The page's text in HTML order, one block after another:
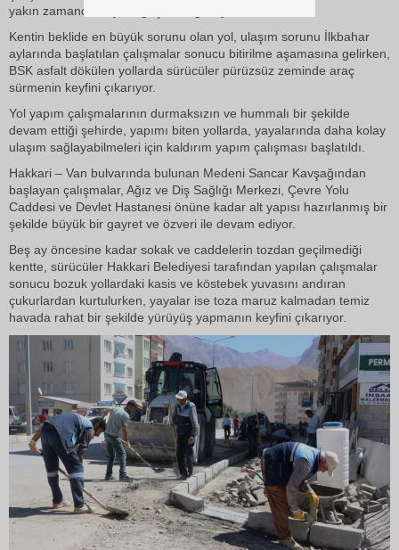
yakın zamanda hayata geçirileceği kaydedildi.
Kentin beklide en büyük sorunu olan yol, ulaşım sorunu İlkbahar
aylarında başlatılan çalışmalar sonucu bitirilme aşamasına gelirken,
BSK asfalt dökülen yollarda sürücüler pürüzsüz zeminde araç
sürmenin keyfini çıkarıyor.
Yol yapım çalışmalarının durmaksızın ve hummalı bir şekilde
devam ettiği şehirde, yapımı biten yollarda, yayalarında daha kolay
ulaşım sağlayabilmeleri için kaldırım yapım çalışması başlatıldı.
Hakkari – Van bulvarında bulunan Medeni Sancar Kavşağından
başlayan çalışmalar, Ağız ve Diş Sağlığı Merkezi, Çevre Yolu
Caddesi ve Devlet Hastanesi önüne kadar alt yapısı hazırlanmış bir
şekilde büyük bir gayret ve özveri ile devam ediyor.
Beş ay öncesine kadar sokak ve caddelerin tozdan geçilmediği
kentte, sürücüler Hakkari Belediyesi tarafından yapılan çalışmalar
sonucu bozuk yollardaki kasis ve köstebek yuvasını andıran
çukurlardan kurtulurken, yayalar ise toza maruz kalmadan temiz
havada rahat bir şekilde yürüyüş yapmanın keyfini çıkarıyor.